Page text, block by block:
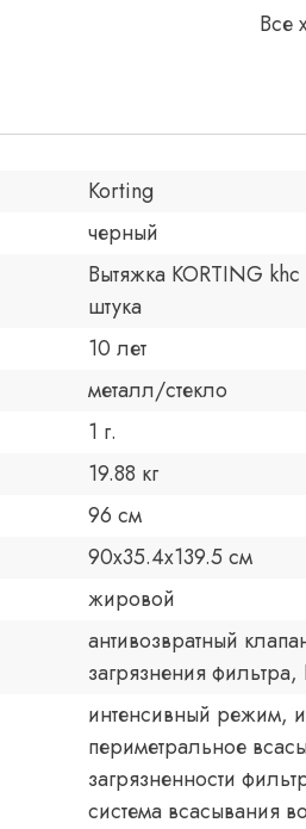
Все
Korting
черный
Вытяжка KORTING
штука
10 лет
металл/стекло
1 г.
19.88 кг
96 см
90x35.4x139.5 см
жировой
антивозвратный
загрязнения
интенсивный режим,
периметральное
загрязненности
система всасывания